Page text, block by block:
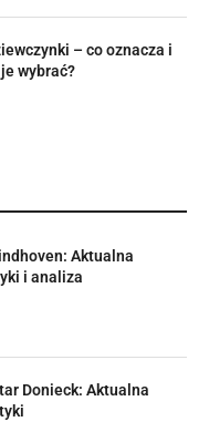
– co oznacza i
wybrać?
Aktualna
i analiza
Donieck: Aktualna